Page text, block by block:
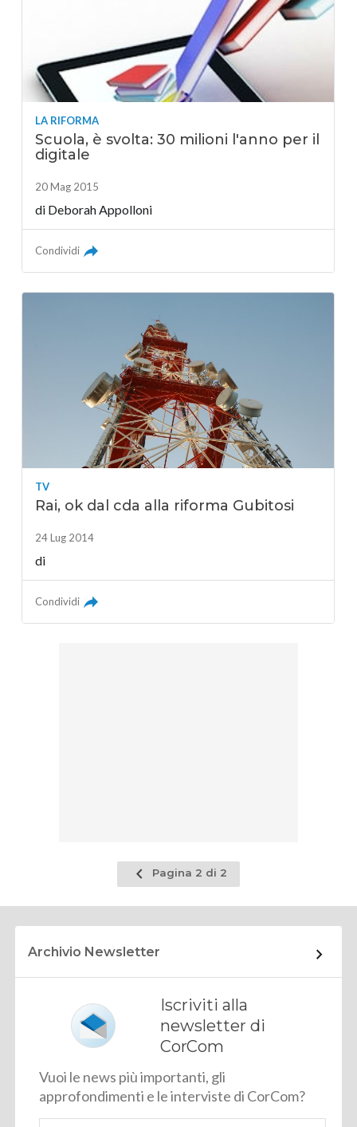
LA RIFORMA
Scuola, è svolta: 30 milioni l'anno per il
digitale
20 Mag 2015
di Deborah Appolloni
Condividi
TV
Rai, ok dal cda alla riforma Gubitosi
24 Lug 2014
di
Condividi
Pagina
precedente
Pagina 2 di 2
Archivio Newsletter
Iscriviti alla
newsletter di
CorCom
Vuoi le news più importanti, gli
approfondimenti e le interviste di CorCom?